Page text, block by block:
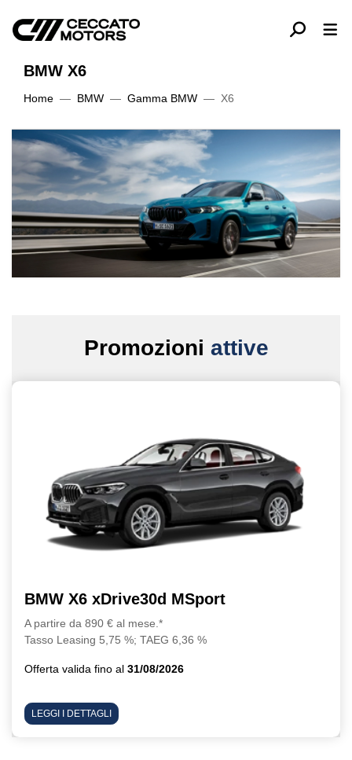
BMW X6
Home BMW Gamma BMW X6
Promozioni attive
BMW X6 xDrive30d MSport
A partire da 890 € al mese.*
Tasso Leasing 5,75 %; TAEG 6,36 %
Offerta valida fino al 31/08/2026
LEGGI I DETTAGLI